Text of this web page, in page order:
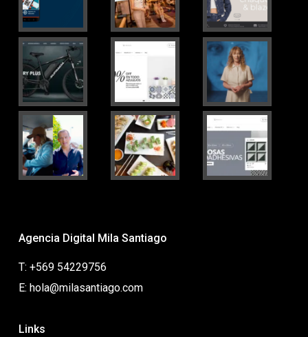
Agencia Digital Mila Santiago
T: +569 54229756
E: hola@milasantiago.com
Links